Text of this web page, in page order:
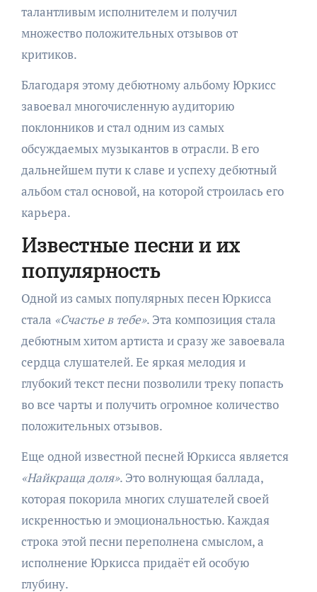
талантливым исполнителем и получил
множество положительных отзывов от
критиков.
Благодаря этому дебютному альбому Юркисс
завоевал многочисленную аудиторию
поклонников и стал одним из самых
обсуждаемых музыкантов в отрасли. В его
дальнейшем пути к славе и успеху дебютный
альбом стал основой, на которой строилась его
карьера.
Известные песни и их
популярность
Одной из самых популярных песен Юркисса
стала «Счастье в тебе». Эта композиция стала
дебютным хитом артиста и сразу же завоевала
сердца слушателей. Ее яркая мелодия и
глубокий текст песни позволили треку попасть
во все чарты и получить огромное количество
положительных отзывов.
Еще одной известной песней Юркисса является
«Найкраща доля». Это волнующая баллада,
которая покорила многих слушателей своей
искренностью и эмоциональностью. Каждая
строка этой песни переполнена смыслом, а
исполнение Юркисса придаёт ей особую
глубину.